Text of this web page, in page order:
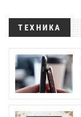
ТЕХНИКА